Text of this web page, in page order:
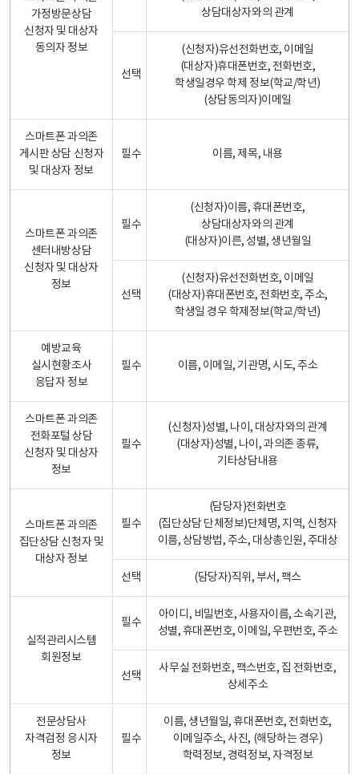
가정방문상담
신청자 및 대상자
동의자 정보
상담대상자와의 관계
선택
(신청자)유선전화번호, 이메일
(대상자)휴대폰번호, 전화번호,
학생일경우 학제 정보(학교/학년)
(상담동의자)이메일
스마트폰 과의존
게시판 상담 신청자
및 대상자 정보
필수 이름, 제목, 내용
스마트폰 과의존
센터내방상담
신청자 및 대상자
정보
필수
(신청자)이름, 휴대폰번호,
상담대상자와의 관계
(대상자)이른, 성별, 생년월일
선택
(신청자)유선전화번호, 이메일
(대상자)휴대폰번호, 전화번호, 주소,
학생일 경우 학제정보(학교/학년)
예방교육
실시현황조사
응답자 정보
필수 이름, 이메일, 기관명, 시도, 주소
스마트폰 과의존
전화포털 상담
신청자 및 대상자
정보
필수
(신청자)성별, 나이, 대상자와의 관계
(대상자)성별, 나이, 과의존 종류,
기타상담내용
스마트폰 과의존
집단상담 신청자 및
대상자 정보
필수
(담당자)전화번호
(집단상담 단체정보)단체명, 지역, 신청자
이름, 상담방법, 주소, 대상총인원, 주대상
선택 (담당자)직위, 부서, 팩스
실적관리시스템
회원정보
필수
아이디, 비밀번호, 사용자이름, 소속기관,
성별, 휴대폰번호, 이메일, 우편번호, 주소
선택
사무실 전화번호, 팩스번호, 집 전화번호,
상세주소
전문상담사
자격검정 응시자
정보
필수
이름, 생년월일, 휴대폰번호, 전화번호,
이메일주소, 사진, (해당하는 경우)
학력정보, 경력정보, 자격정보